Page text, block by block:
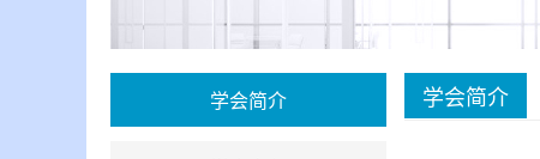
学会简介 学会简介